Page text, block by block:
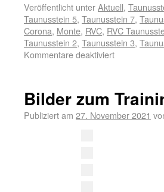
Veröffentlicht unterAktuell,
Taunusstein 5, Taunusstein 7,
Corona, Monte, RVC, RVC
Taunusstein 2, Taunusstein 3,
Kommentare deaktiviert
Bilder zum
Publiziert am 27. November 2021